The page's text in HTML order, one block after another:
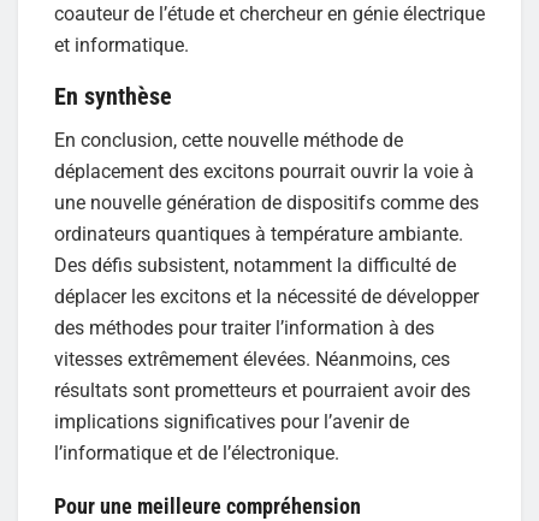
coauteur de l’étude et chercheur en génie électrique
et informatique.
En synthèse
En conclusion, cette nouvelle méthode de
déplacement des excitons pourrait ouvrir la voie à
une nouvelle génération de dispositifs comme des
ordinateurs quantiques à température ambiante.
Des défis subsistent, notamment la difficulté de
déplacer les excitons et la nécessité de développer
des méthodes pour traiter l’information à des
vitesses extrêmement élevées. Néanmoins, ces
résultats sont prometteurs et pourraient avoir des
implications significatives pour l’avenir de
l’informatique et de l’électronique.
Pour une meilleure compréhension